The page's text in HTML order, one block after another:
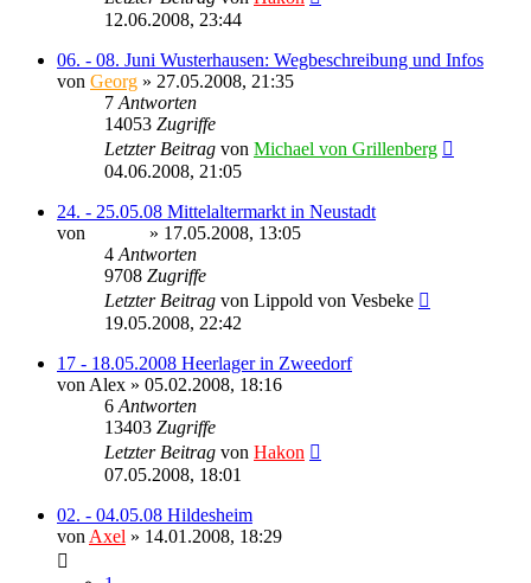
12.06.2008, 23:44
06. - 08. Juni Wusterhausen: Wegbeschreibung und Infos
von Georg » 27.05.2008, 21:35
7Antworten
14053 Zugriffe
Letzter Beitrag von Michael von Grillenberg
04.06.2008, 21:05
24. - 25.05.08 Mittelaltermarkt in Neustadt
von
» 17.05.2008, 13:05
4Antworten
9708 Zugriffe
Letzter Beitrag von Lippold von Vesbeke
19.05.2008, 22:42
17 - 18.05.2008 Heerlager in Zweedorf
vonAlex » 05.02.2008, 18:16
6Antworten
13403 Zugriffe
Letzter Beitrag von Hakon
07.05.2008, 18:01
02. - 04.05.08 Hildesheim
vonAxel » 14.01.2008, 18:29